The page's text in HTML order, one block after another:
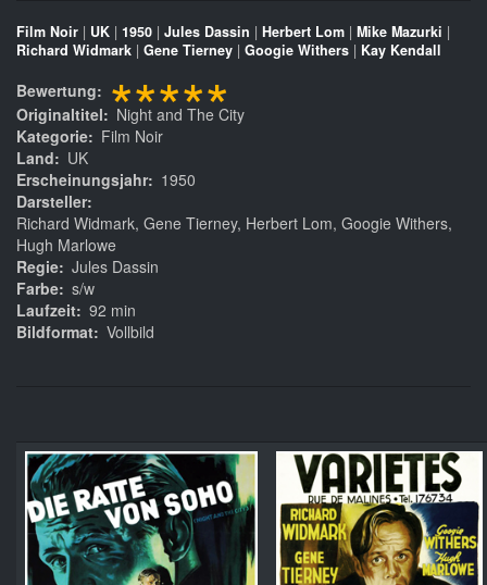
Film Noir | UK | 1950 | Jules Dassin | Herbert Lom | Mike Mazurki |
Richard Widmark | Gene Tierney | Googie Withers | Kay Kendall
Bewertung *****
Originaltitel
Night and The City
Kategorie
Film Noir
Land
UK
Erscheinungsjahr
1950
Darsteller
Richard Widmark, Gene Tierney, Herbert Lom, Googie Withers,
Hugh Marlowe
Regie Jules Dassin
Farbe s/w
Laufzeit 92 min
Bildformat Vollbild